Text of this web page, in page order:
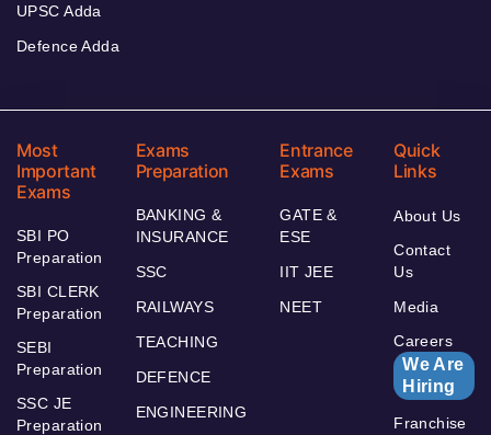
UPSC Adda
Defence Adda
Most
Important
Exams
SBI PO
Preparation
SBI CLERK
Preparation
SEBI
Preparation
SSC JE
Preparation
Exams
Preparation
BANKING &
INSURANCE
SSC
RAILWAYS
TEACHING
DEFENCE
ENGINEERING
Entrance
Exams
GATE &
ESE
IIT JEE
NEET
Quick
Links
About Us
Contact
Us
Media
Careers
We Are
Hiring
Franchise